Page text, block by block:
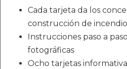
Cada tarjeta da los
construcción de
Instrucciones paso a
fotográficas
Ocho tarjetas